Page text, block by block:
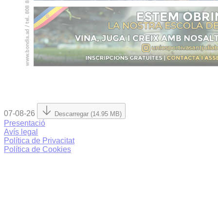
07-08-26 Descarregar (14.95 MB)
Presentació
Avís legal
Política de Privacitat
Política de Cookies